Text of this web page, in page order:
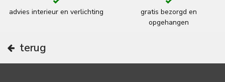
advies interieur en verlichting
gratis bezorgd en
opgehangen
terug